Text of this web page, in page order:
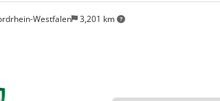
Westfalen 3,201 km